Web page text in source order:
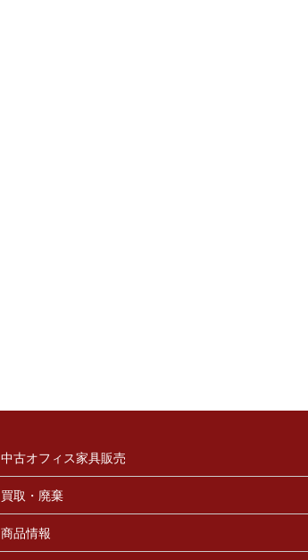
中古オフィス家具販売
買取・廃棄
商品情報